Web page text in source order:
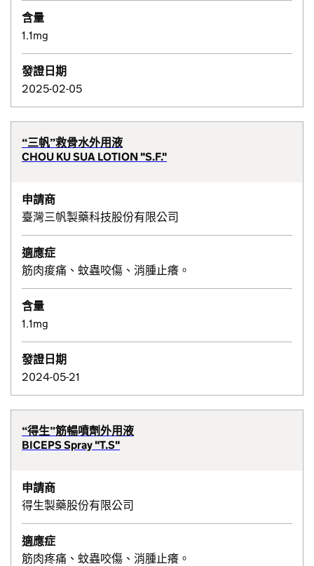
含量
1.1mg
發證日期
2025-02-05
“三帆”救骨水外用液
CHOU KU SUA LOTION "S.F."
申請商
臺灣三帆製藥科技股份有限公司
適應症
筋肉痠痛、蚊蟲咬傷、消腫止癢。
含量
1.1mg
發證日期
2024-05-21
“得生”筋暢噴劑外用液
BICEPS Spray "T.S"
申請商
得生製藥股份有限公司
適應症
筋肉疼痛、蚊蟲咬傷、消腫止癢。